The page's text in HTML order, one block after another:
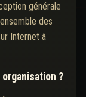
générale
des
Internet à
?